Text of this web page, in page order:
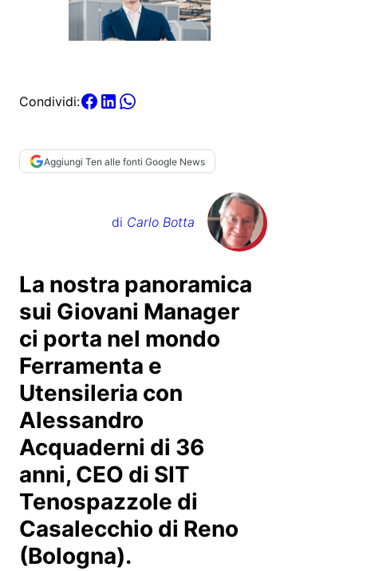
Condividi:
Aggiungi Ten alle fonti Google News
di Carlo Botta
La nostra panoramica
sui Giovani Manager
ci porta nel mondo
Ferramenta e
Utensileria con
Alessandro
Acquaderni di 36
anni, CEO di SIT
Tenospazzole di
Casalecchio di Reno
(Bologna).